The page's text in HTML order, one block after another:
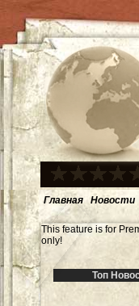
Главная Новости
This feature is for
only!
Топ